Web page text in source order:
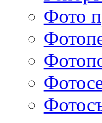
Фото